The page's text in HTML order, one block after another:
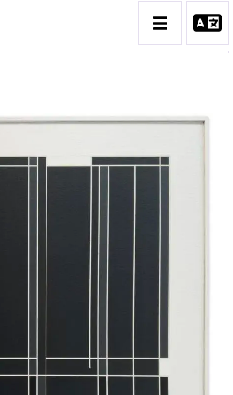
PROSI
DES OEUVRES